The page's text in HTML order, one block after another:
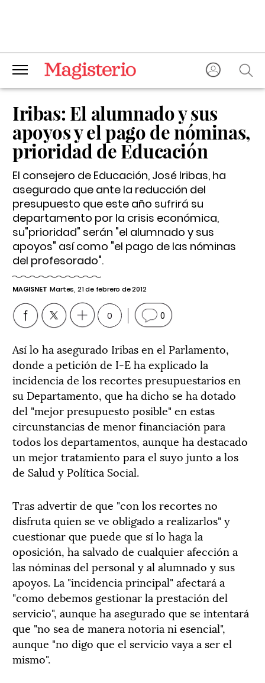
Iribas: El alumnado y sus
apoyos y el pago de nóminas,
prioridad de Educación
El consejero de Educación, José Iribas, ha
asegurado que ante la reducción del
presupuesto que este año sufrirá su
departamento por la crisis económica,
su"prioridad" serán "el alumnado y sus
apoyos" así como "el pago de las nóminas
del profesorado".
MAGISNET Martes, 21 de febrero de 2012
0 0
Así lo ha asegurado Iribas en el Parlamento,
donde a petición de I-E ha explicado la
incidencia de los recortes presupuestarios en
su Departamento, que ha dicho se ha dotado
del "mejor presupuesto posible" en estas
circunstancias de menor financiación para
todos los departamentos, aunque ha destacado
un mejor tratamiento para el suyo junto a los
de Salud y Política Social.
Tras advertir de que "con los recortes no
disfruta quien se ve obligado a realizarlos" y
cuestionar que puede que sí lo haga la
oposición, ha salvado de cualquier afección a
las nóminas del personal y al alumnado y sus
apoyos. La "incidencia principal" afectará a
"como debemos gestionar la prestación del
servicio", aunque ha asegurado que se intentará
que "no sea de manera notoria ni esencial",
aunque "no digo que el servicio vaya a ser el
mismo".